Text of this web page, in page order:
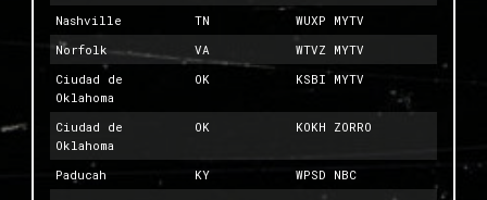
Nashville
TN
WUXP MYTV
Norfolk
VA
WTVZ MYTV
Ciudad de
Oklahoma
OK KSBI MYTV
Ciudad de
Oklahoma
OK KOKH ZORRO
Paducah KY
WPSD NBC